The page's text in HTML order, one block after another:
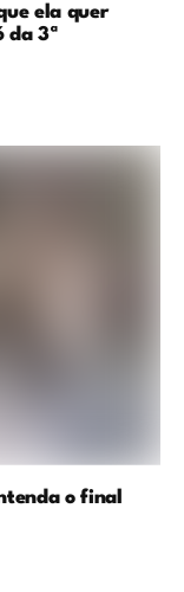
ela quer
da 3ª
o final